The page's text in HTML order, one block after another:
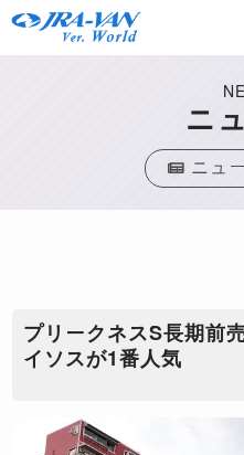
ニ
ニュ
プリークネスS長期前
イソスが1番人気